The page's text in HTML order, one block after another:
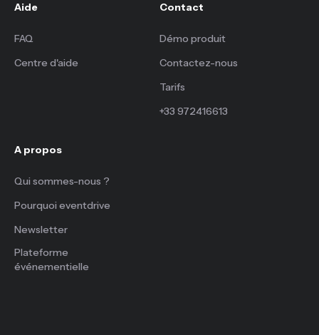
Aide
FAQ
Centre d'aide
Contact
Démo produit
Contactez-nous
Tarifs
+33 972416613
A propos
Qui sommes-nous ?
Pourquoi eventdrive
Newsletter
Plateforme
événementielle